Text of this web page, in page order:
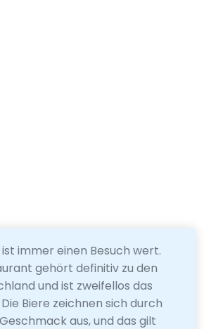
immer einen Besuch wert.
gehört definitiv zu den
und ist zweifellos das
Biere zeichnen sich durch
aus, und das gilt